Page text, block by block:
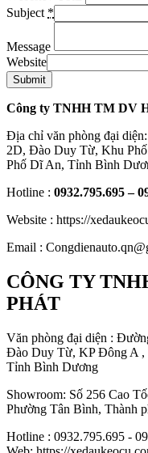
Subject *
Message
Website
Submit
Công ty TNHH TM DV
Địa chỉ văn phòng đại
2D, Đào Duy Từ, Khu
Phố Dĩ An, Tỉnh Bình
Hotline : 0932.795.695 –
Website : https://
Email :
CÔNG TY
PHÁT
Văn phòng đại diện :
Đào Duy Từ, KP Đông A ,
Tỉnh Bình Dương
Showroom: Số 256 Cao
Phường Tân Bình, Thành
Hotline : 0932.795.695 -